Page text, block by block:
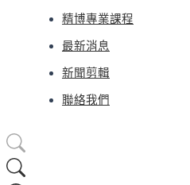
精博專業課程
最新消息
新聞剪輯
聯絡我們